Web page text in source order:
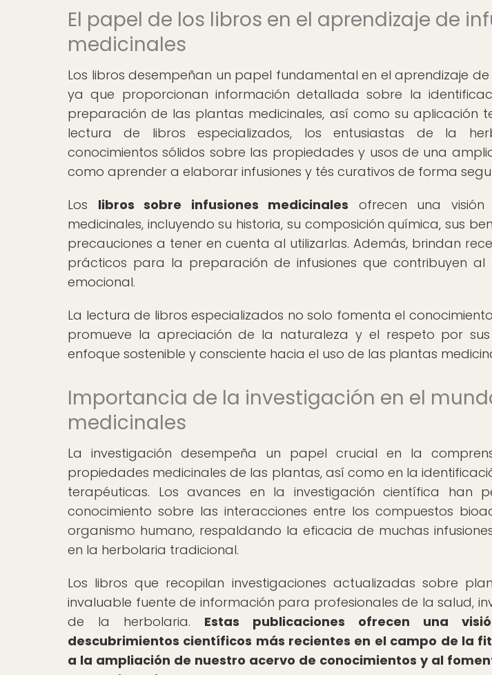
El papel de los libros en el aprendizaje de
medicinales
Los libros desempeñan un papel fundamental en el aprendizaje de
ya que proporcionan información detallada sobre la
preparación de las plantas medicinales, así como su aplicación
lectura de libros especializados, los entusiastas de la
conocimientos sólidos sobre las propiedades y usos de una
como aprender a elaborar infusiones y tés curativos de forma
Los libros sobre infusiones medicinales ofrecen una
medicinales, incluyendo su historia, su composición química, sus
precauciones a tener en cuenta al utilizarlas. Además, brindan
prácticos para la preparación de infusiones que contribuyen al
emocional.
La lectura de libros especializados no solo fomenta el
promueve la apreciación de la naturaleza y el respeto por sus
enfoque sostenible y consciente hacia el uso de las plantas
Importancia de la investigación en el
medicinales
La investigación desempeña un papel crucial en la
propiedades medicinales de las plantas, así como en la
terapéuticas. Los avances en la investigación científica han
conocimiento sobre las interacciones entre los compuestos
organismo humano, respaldando la eficacia de muchas
en la herbolaria tradicional.
Los libros que recopilan investigaciones actualizadas sobre
invaluable fuente de información para profesionales de la salud,
de la herbolaria. Estas publicaciones ofrecen una
descubrimientos científicos más recientes en el campo de la
a la ampliación de nuestro acervo de conocimientos y al